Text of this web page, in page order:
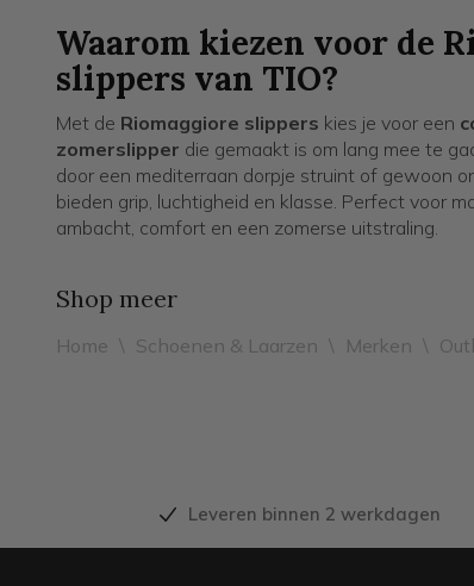
Waarom kiezen voor de
slippers van TIO?
Met de Riomaggiore slippers kies je voor een
zomerslipper die gemaakt is om lang mee te
door een mediterraan dorpje struint of gewoon
bieden grip, luchtigheid en klasse. Perfect voor
ambacht, comfort en een zomerse uitstraling.
Shop meer
Home \ Schoenen & Laarzen \ Merken \
Leveren binnen 2 werkdagen